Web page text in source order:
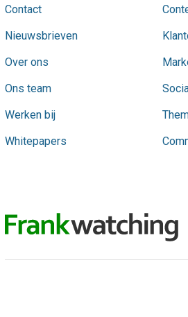
Contact
Nieuwsbrieven
Over ons
Ons team
Werken bij
Whitepapers